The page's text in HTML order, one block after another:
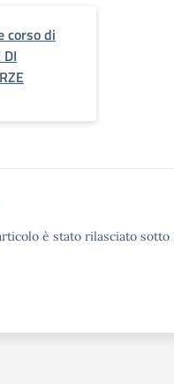
corso di
è stato rilasciato